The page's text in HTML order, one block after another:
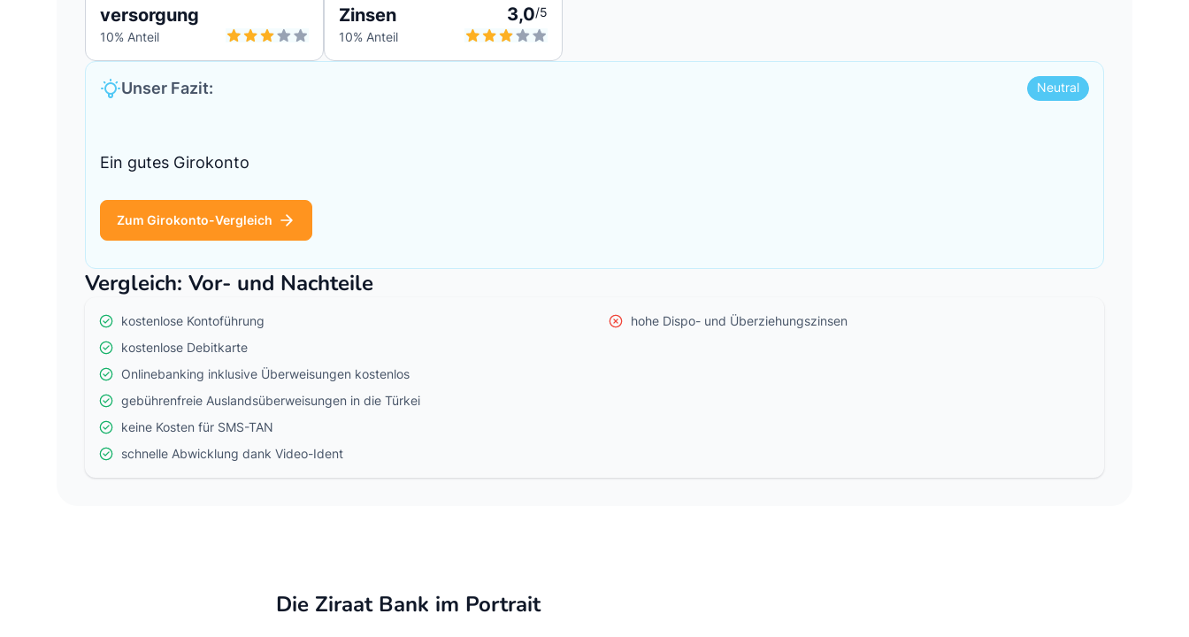
versorgung
10% Anteil
Zinsen 3,0/5
10% Anteil
Unser Fazit: Neutral
Ein gutes Girokonto
Zum Girokonto-Vergleich
Vergleich: Vor- und Nachteile
kostenlose Kontoführung
kostenlose Debitkarte
Onlinebanking inklusive Überweisungen kostenlos
gebührenfreie Auslandsüberweisungen in die Türkei
keine Kosten für SMS-TAN
schnelle Abwicklung dank Video-Ident
hohe Dispo- und Überziehungszinsen
Die Ziraat Bank im Portrait